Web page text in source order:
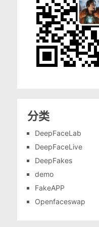
分类
DeepFaceLab
DeepFaceLive
DeepFakes
demo
FakeAPP
Openfaceswap